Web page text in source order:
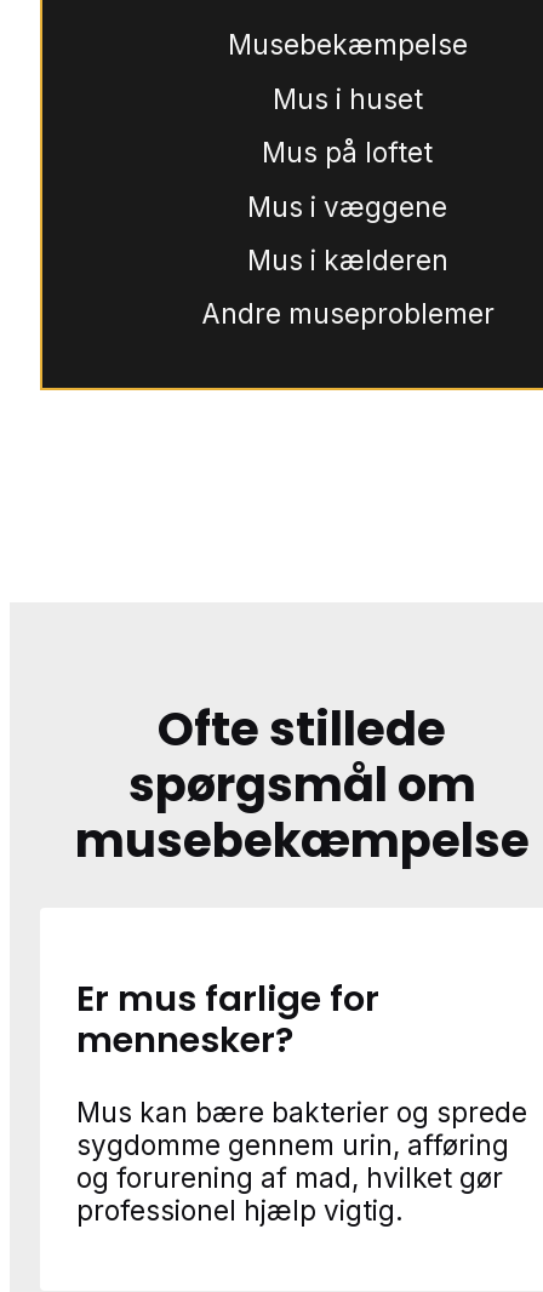
Musebekæmpelse
Mus i huset
Mus på loftet
Mus i væggene
Mus i kælderen
Andre museproblemer
Ofte stillede
spørgsmål om
musebekæmpelse
Er mus farlige for
mennesker?
Mus kan bære bakterier og sprede
sygdomme gennem urin, afføring
og forurening af mad, hvilket gør
professionel hjælp vigtig.